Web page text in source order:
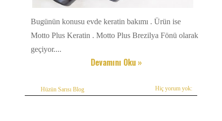
Bugünün konusu evde keratin bakımı . Ürün ise
Motto Plus Keratin . Motto Plus Brezilya Fönü olarak
geçiyor....
Devamını Oku »
Hüzün Sarısı Blog Hiç yorum yok: